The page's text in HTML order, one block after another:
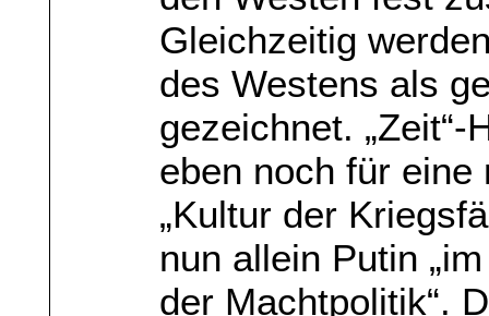
Gleichzeitig
des Westens als
gezeichnet.
eben noch für
„Kultur der
nun allein Putin
der Machtpolitik“.